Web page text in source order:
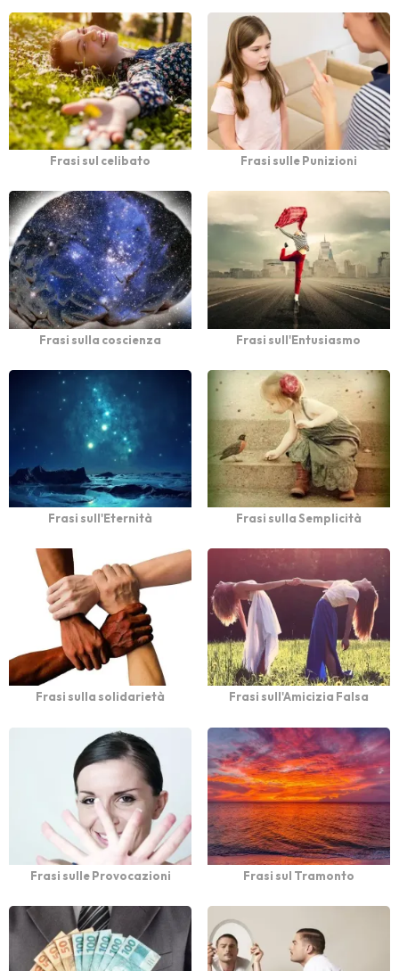
Frasi sul celibato Frasi sulle Punizioni
Frasi sulla coscienza Frasi sull'Entusiasmo
Frasi sull'Eternità Frasi sulla Semplicità
Frasi sulla solidarietà Frasi sull'Amicizia Falsa
Frasi sulle Provocazioni Frasi sul Tramonto